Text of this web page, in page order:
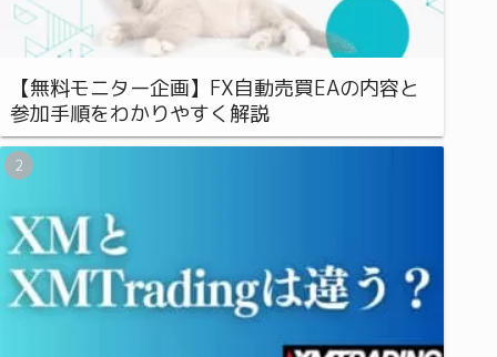
【無料モニター企画】FX自動売買EAの内容と
参加手順をわかりやすく解説